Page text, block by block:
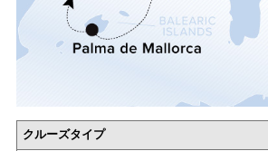
クルーズタイプ